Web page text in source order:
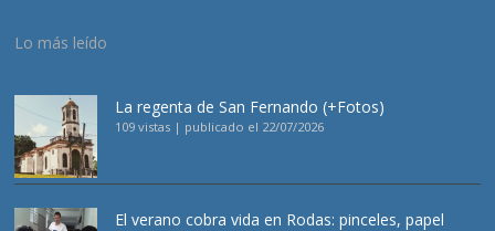
Lo más leído
La regenta de San Fernando (+Fotos)
109 vistas | publicado el 22/07/2026
El verano cobra vida en Rodas: pinceles, papel